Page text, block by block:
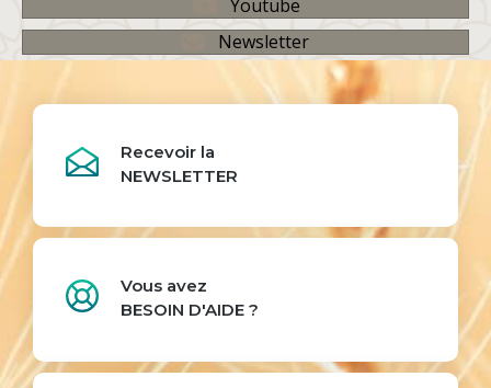
Youtube
Newsletter
Recevoir la
NEWSLETTER
Vous avez
BESOIN D'AIDE ?